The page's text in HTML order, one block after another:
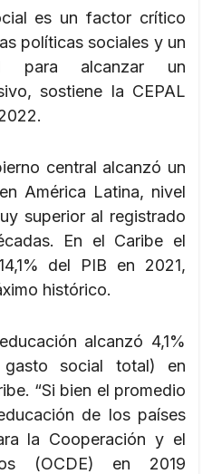
es un factor crítico
políticas sociales y un
para alcanzar un
sostiene la CEPAL
central alcanzó un
América Latina, nivel
superior al registrado
En el Caribe el
del PIB en 2021,
histórico.
alcanzó 4,1%
social total) en
“Si bien el promedio
de los países
la Cooperación y el
(OCDE) en 2019